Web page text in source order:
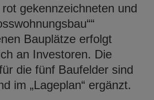
gekennzeichneten und
Bauplätze erfolgt
an Investoren. Die
die fünf Baufelder sind
im „Lageplan“ ergänzt.